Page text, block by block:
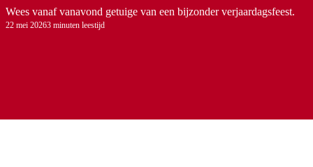
Wees vanaf vanavond getuige van een bijzonder verjaardagsfeest.
22 mei 20263 minuten leestijd